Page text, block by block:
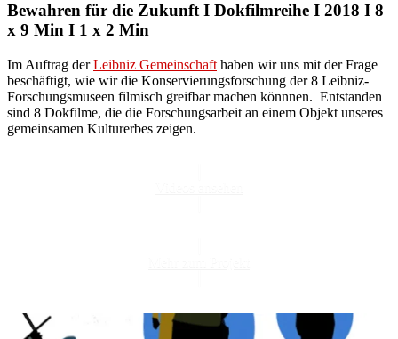
Bewahren für die Zukunft I Dokfilmreihe I 2018 I 8
x 9 Min I 1 x 2 Min
Im Auftrag derLeibniz Gemeinschaft haben wir uns mit der Frage
beschäftigt, wie wir die Konservierungsforschung der 8 Leibniz-
Forschungsmuseen filmisch greifbar machen könnnen. Entstanden
sind 8 Dokfilme, die die Forschungsarbeit an einem Objekt unseres
gemeinsamen Kulturerbes zeigen.